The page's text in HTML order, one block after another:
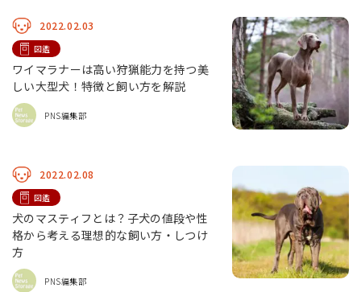
2022.02.03
図鑑
ワイマラナーは高い狩猟能力を持つ美
しい大型犬！特徴と飼い方を解説
PNS編集部
2022.02.08
図鑑
犬のマスティフとは？子犬の値段や性
格から考える理想的な飼い方・しつけ
方
PNS編集部